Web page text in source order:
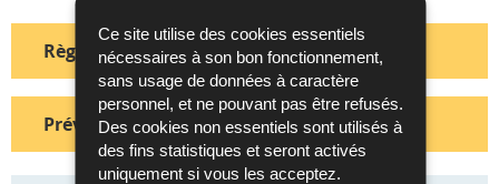
Ce site utilise des cookies essentiels
nécessaires à son bon fonctionnement,
sans usage de données à caractère
personnel, et ne pouvant pas être refusés.
Des cookies non essentiels sont utilisés à
des fins statistiques et seront activés
uniquement si vous les acceptez.
Règles de circulation des produits
Prévention des obstacles à la circulation